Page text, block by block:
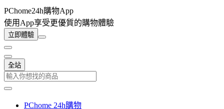
PChome24h購物App
使用App享受更優質的購物體驗
立即體驗
全站
PChome 24h購物